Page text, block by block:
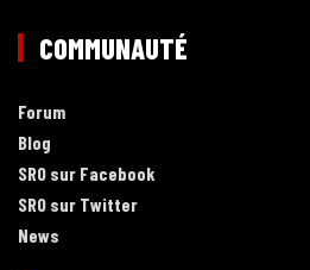
COMMUNAUTÉ
Forum
Blog
SRO sur Facebook
SRO sur Twitter
News